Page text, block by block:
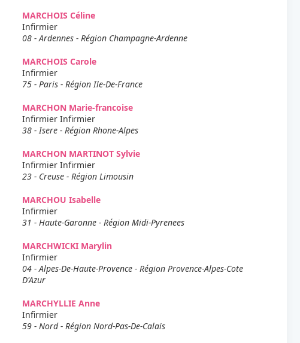
MARCHOIS Céline
Infirmier
08 - Ardennes - Région Champagne-Ardenne
MARCHOIS Carole
Infirmier
75 - Paris - Région Ile-De-France
MARCHON Marie-francoise
Infirmier Infirmier
38 - Isere - Région Rhone-Alpes
MARCHON MARTINOT Sylvie
Infirmier Infirmier
23 - Creuse - Région Limousin
MARCHOU Isabelle
Infirmier
31 - Haute-Garonne - Région Midi-Pyrenees
MARCHWICKI Marylin
Infirmier
04 - Alpes-De-Haute-Provence - Région Provence-Alpes-Cote
D'Azur
MARCHYLLIE Anne
Infirmier
59 - Nord - Région Nord-Pas-De-Calais